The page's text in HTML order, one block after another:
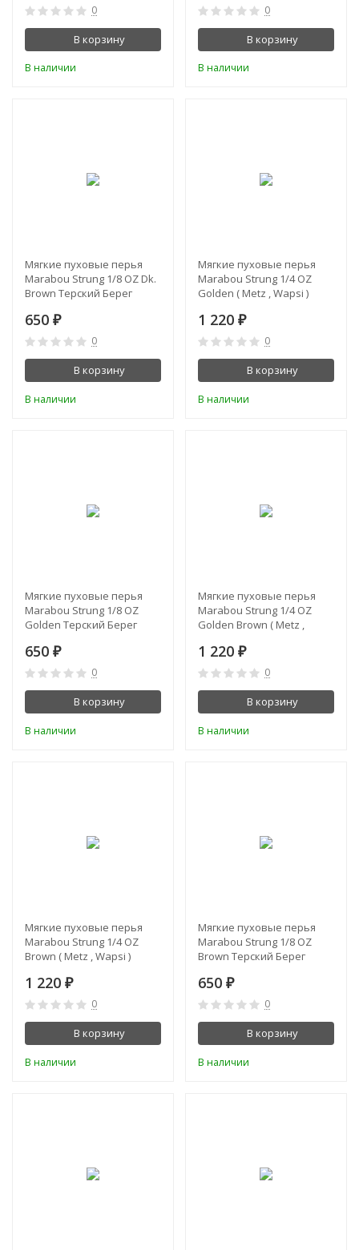
0
В корзину
В наличии
0
В корзину
В наличии
Мягкие пуховые перья
Marabou Strung 1/8 OZ Dk.
Brown Терский Берег
650 ₽
0
В корзину
В наличии
Мягкие пуховые перья
Marabou Strung 1/4 OZ
Golden ( Metz , Wapsi )
1 220 ₽
0
В корзину
В наличии
Мягкие пуховые перья
Marabou Strung 1/8 OZ
Golden Терский Берег
650 ₽
0
В корзину
В наличии
Мягкие пуховые перья
Marabou Strung 1/4 OZ
Golden Brown ( Metz ,
1 220 ₽
0
В корзину
В наличии
Мягкие пуховые перья
Marabou Strung 1/4 OZ
Brown ( Metz , Wapsi )
1 220 ₽
0
В корзину
В наличии
Мягкие пуховые перья
Marabou Strung 1/8 OZ
Brown Терский Берег
650 ₽
0
В корзину
В наличии